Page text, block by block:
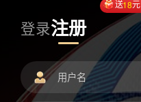
登录注册
送18元